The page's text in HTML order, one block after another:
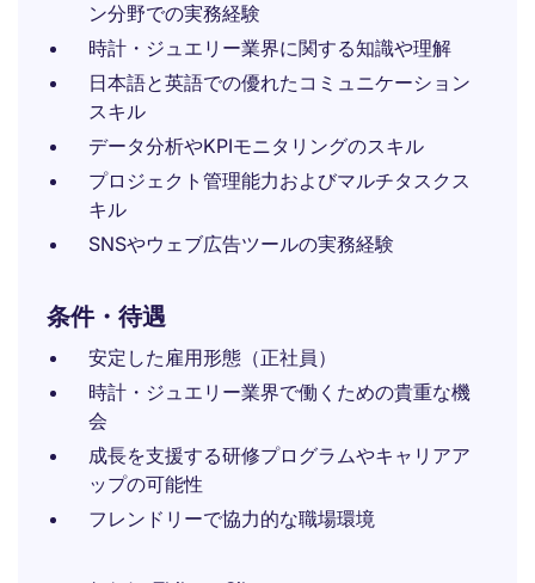
ン分野での実務経験
時計・ジュエリー業界に関する知識や理解
日本語と英語での優れたコミュニケーション
スキル
データ分析やKPIモニタリングのスキル
プロジェクト管理能力およびマルチタスクス
キル
SNSやウェブ広告ツールの実務経験
条件・待遇
安定した雇用形態（正社員）
時計・ジュエリー業界で働くための貴重な機
会
成長を支援する研修プログラムやキャリアア
ップの可能性
フレンドリーで協力的な職場環境